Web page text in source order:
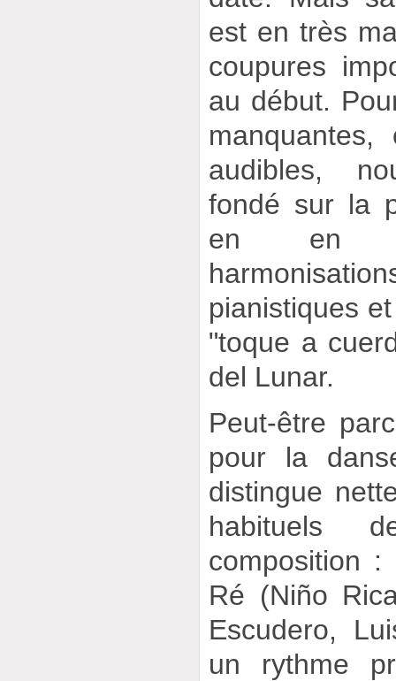
est en très
coupures
au début.
audibles,
fondé sur la
en en
pianistiques
"toque a
del Lunar.
Peut-être
pour la
distingue
habituels
composition
Ré (Niño
Escudero,
un rythme